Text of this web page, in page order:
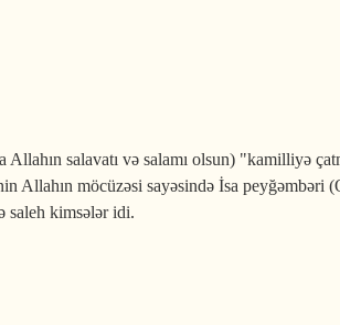
salavatı və salamı olsun) "kamilliyə
möcüzəsi sayəsində İsa peyğəmbəri
saleh kimsələr idi.